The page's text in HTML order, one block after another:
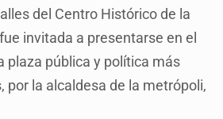
del Centro Histórico de la
invitada a presentarse en el
plaza pública y política más
por la alcaldesa de la metrópoli,